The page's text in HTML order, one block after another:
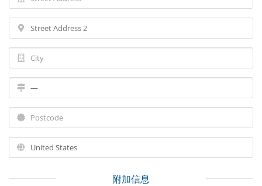
附加信息